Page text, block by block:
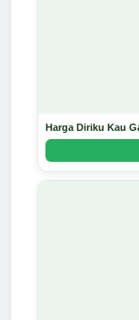
Harga Diriku Kau